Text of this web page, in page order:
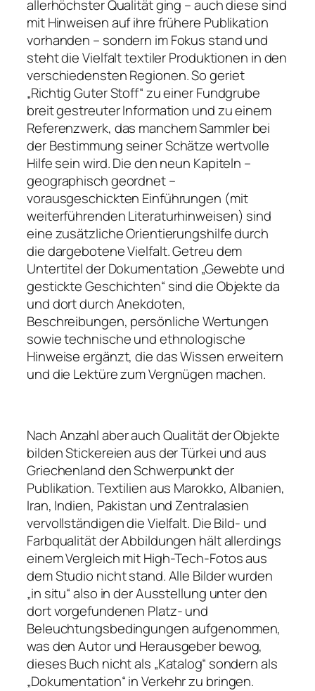
allerhöchster Qualität ging – auch diese sind
mit Hinweisen auf ihre frühere Publikation
vorhanden – sondern im Fokus stand und
steht die Vielfalt textiler Produktionen in den
verschiedensten Regionen. So geriet
„Richtig Guter Stoff“ zu einer Fundgrube
breit gestreuter Information und zu einem
Referenzwerk, das manchem Sammler bei
der Bestimmung seiner Schätze wertvolle
Hilfe sein wird. Die den neun Kapiteln –
geographisch geordnet –
vorausgeschickten Einführungen (mit
weiterführenden Literaturhinweisen) sind
eine zusätzliche Orientierungshilfe durch
die dargebotene Vielfalt. Getreu dem
Untertitel der Dokumentation „Gewebte und
gestickte Geschichten“ sind die Objekte da
und dort durch Anekdoten,
Beschreibungen, persönliche Wertungen
sowie technische und ethnologische
Hinweise ergänzt, die das Wissen erweitern
und die Lektüre zum Vergnügen machen.
Nach Anzahl aber auch Qualität der Objekte
bilden Stickereien aus der Türkei und aus
Griechenland den Schwerpunkt der
Publikation. Textilien aus Marokko, Albanien,
Iran, Indien, Pakistan und Zentralasien
vervollständigen die Vielfalt. Die Bild- und
Farbqualität der Abbildungen hält allerdings
einem Vergleich mit High-Tech-Fotos aus
dem Studio nicht stand. Alle Bilder wurden
„in situ“ also in der Ausstellung unter den
dort vorgefundenen Platz- und
Beleuchtungsbedingungen aufgenommen,
was den Autor und Herausgeber bewog,
dieses Buch nicht als „Katalog“ sondern als
„Dokumentation“ in Verkehr zu bringen.